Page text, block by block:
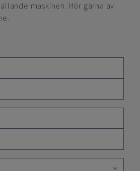
maskinen. Hör gärna av